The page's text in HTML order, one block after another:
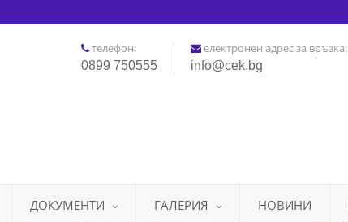
телефон:
0899 750555
електронен адрес за връзка:
info@cek.bg
ДОКУМЕНТИ ГАЛЕРИЯ НОВИНИ